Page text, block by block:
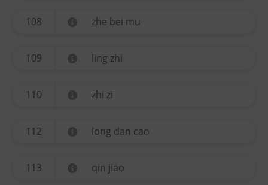
108 zhe bei mu
109 ling zhi
110 zhi zi
112 long dan cao
113 qin jiao